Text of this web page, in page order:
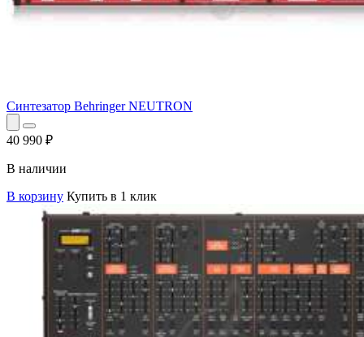
Синтезатор Behringer NEUTRON
40 990 ₽
В наличии
В корзину Купить в 1 клик